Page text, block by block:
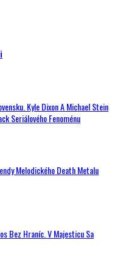
Kyle Dixon A Michael Stein
Seriálového Fenoménu
Melodického Death Metalu
Bez Hraníc. V Majesticu Sa